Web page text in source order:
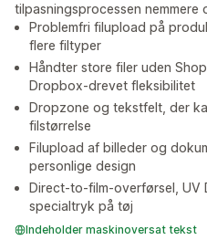
tilpasningsprocessen nemmere
Problemfri filupload på
flere filtyper
Håndter store filer uden
Dropbox-drevet fleksibilitet
Dropzone og tekstfelt, der
filstørrelse
Filupload af billeder og
personlige design
Direct-to-film-overførsel,
specialtryk på tøj
Indeholder maskinoversat tekst